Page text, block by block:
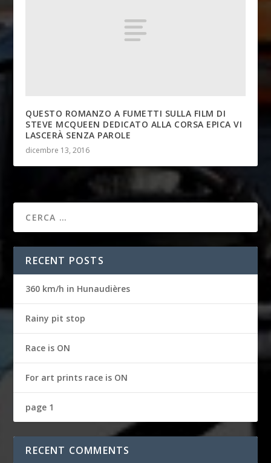
QUESTO ROMANZO A FUMETTI SULLA FILM DI
STEVE MCQUEEN DEDICATO ALLA CORSA EPICA VI
LASCERÀ SENZA PAROLE
dicembre 13, 2016
RECENT POSTS
360 km/h in Hunaudières
Rainy pit stop
Race is ON
For art prints race is ON
page 1
RECENT COMMENTS